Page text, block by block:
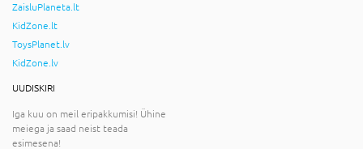
ZaisluPlaneta.lt
KidZone.lt
ToysPlanet.lv
KidZone.lv
UUDISKIRI
Iga kuu on meil eripakkumisi! Ühine
meiega ja saad neist teada
esimesena!